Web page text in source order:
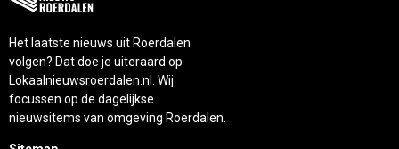
Het laatste nieuws uit Roerdalen
volgen? Dat doe je uiteraard op
Lokaalnieuwsroerdalen.nl. Wij
focussen op de dagelijkse
nieuwsitems van omgeving Roerdalen.